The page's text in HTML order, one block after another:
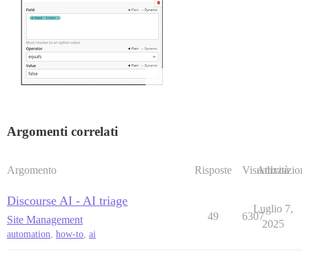
Argomenti correlati
Argomento Risposte Visualizzazioni
Attività
Discourse AI - AI triage
Site Management
automation, how-to, ai
49 6307
Luglio 7,
2025